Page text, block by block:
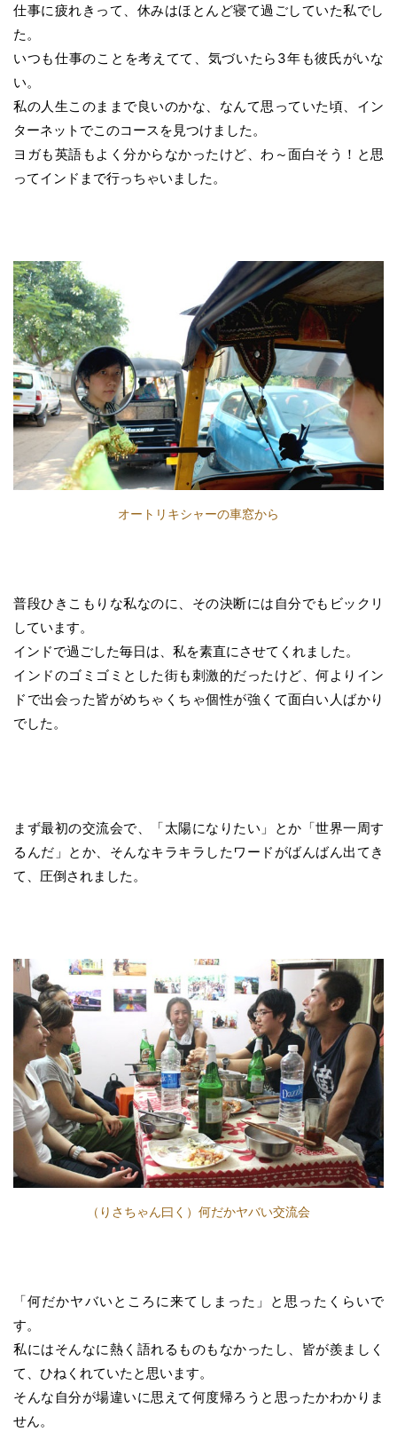
仕事に疲れきって、休みはほとんど寝て過ごしていた私でし
た。
いつも仕事のことを考えてて、気づいたら3年も彼氏がいな
い。
私の人生このままで良いのかな、なんて思っていた頃、イン
ターネットでこのコースを見つけました。
ヨガも英語もよく分からなかったけど、わ～面白そう！と思
ってインドまで行っちゃいました。
オートリキシャーの車窓から
普段ひきこもりな私なのに、その決断には自分でもビックリ
しています。
インドで過ごした毎日は、私を素直にさせてくれました。
インドのゴミゴミとした街も刺激的だったけど、何よりイン
ドで出会った皆がめちゃくちゃ個性が強くて面白い人ばかり
でした。
まず最初の交流会で、「太陽になりたい」とか「世界一周す
るんだ」とか、そんなキラキラしたワードがばんばん出てき
て、圧倒されました。
（りさちゃん曰く）何だかヤバい交流会
「何だかヤバいところに来てしまった」と思ったくらいで
す。
私にはそんなに熱く語れるものもなかったし、皆が羨ましく
て、ひねくれていたと思います。
そんな自分が場違いに思えて何度帰ろうと思ったかわかりま
せん。